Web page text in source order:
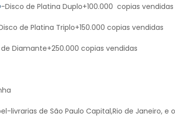
-Disco de Platina Duplo+100.000 copias vendidas
de Platina Triplo+150.000 copias vendidas
Diamante+250.000 copias vendidas
livrarias de São Paulo Capital,Rio de Janeiro, e